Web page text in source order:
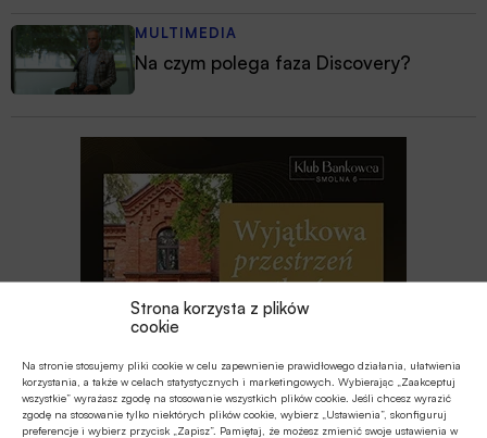
Strona korzysta z plików
cookie
Na stronie stosujemy pliki cookie w celu zapewnienie prawidłowego działania, ułatwienia
korzystania, a także w celach statystycznych i marketingowych. Wybierając „Zaakceptuj
wszystkie” wyrażasz zgodę na stosowanie wszystkich plików cookie. Jeśli chcesz wyrazić
zgodę na stosowanie tylko niektórych plików cookie, wybierz „Ustawienia”, skonfiguruj
preferencje i wybierz przycisk „Zapisz”. Pamiętaj, że możesz zmienić swoje ustawienia w
MULTIMEDIA
Na czym polega faza Discovery?